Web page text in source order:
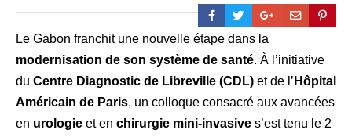
Le Gabon franchit une nouvelle étape dans la
modernisation de son système de santé. À l’initiative
du Centre Diagnostic de Libreville (CDL) et de l’ Hôpital
Américain de Paris, un colloque consacré aux avancées
en urologie et en chirurgie mini-invasive s’est tenu le 2